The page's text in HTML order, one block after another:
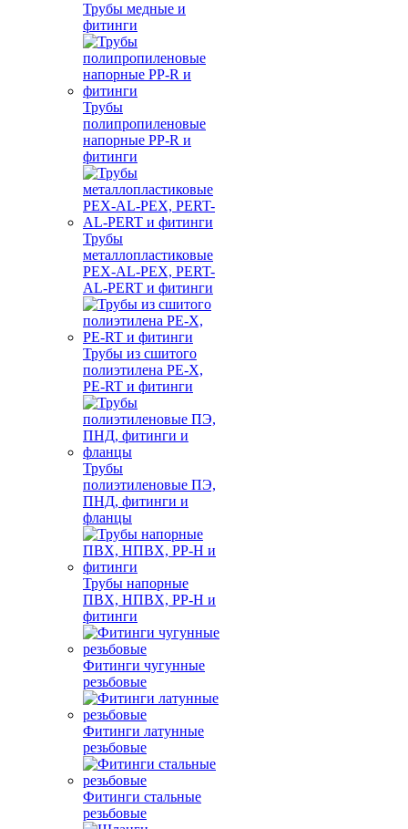
Трубы медные и
фитинги
Трубы
полипропиленовые
напорные PP-R и
фитинги
Трубы
металлопластиковые
PEX-AL-PEX, PERT-
AL-PERT и фитинги
Трубы из сшитого
полиэтилена PE-X,
PE-RT и фитинги
Трубы
полиэтиленовые ПЭ,
ПНД, фитинги и
фланцы
Трубы напорные
ПВХ, НПВХ, PP-H и
фитинги
Фитинги чугунные
резьбовые
Фитинги латунные
резьбовые
Фитинги стальные
резьбовые